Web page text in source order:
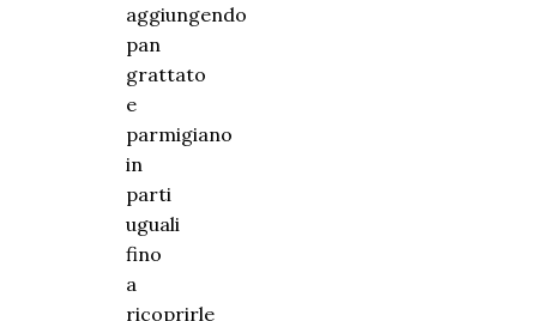
aggiungendo
pan
grattato
e
parmigiano
in
parti
uguali
fino
a
ricoprirle